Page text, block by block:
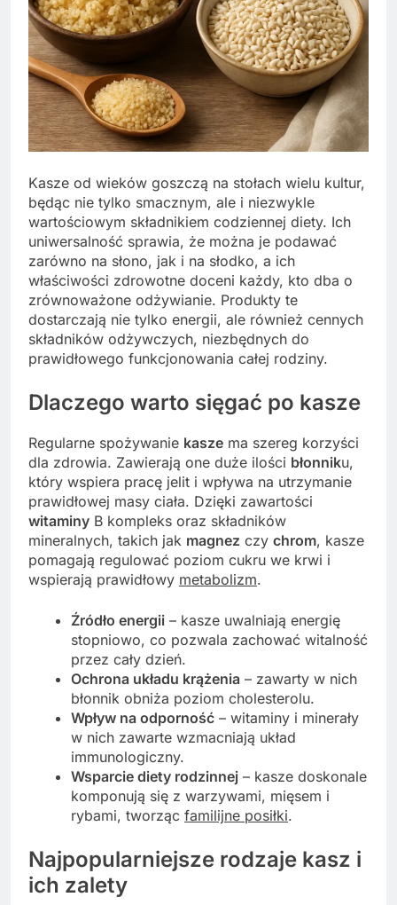
Kasze od wieków goszczą na stołach wielu kultur,
będąc nie tylko smacznym, ale i niezwykle
wartościowym składnikiem codziennej diety. Ich
uniwersalność sprawia, że można je podawać
zarówno na słono, jak i na słodko, a ich
właściwości zdrowotne doceni każdy, kto dba o
zrównoważone odżywianie. Produkty te
dostarczają nie tylko energii, ale również cennych
składników odżywczych, niezbędnych do
prawidłowego funkcjonowania całej rodziny.
Dlaczego warto sięgać po kasze
Regularne spożywanie kasze ma szereg korzyści
dla zdrowia. Zawierają one duże ilości błonniku,
który wspiera pracę jelit i wpływa na utrzymanie
prawidłowej masy ciała. Dzięki zawartości
witaminy B kompleks oraz składników
mineralnych, takich jak magnez czy chrom, kasze
pomagają regulować poziom cukru we krwi i
wspierają prawidłowy metabolizm.
Źródło energii – kasze uwalniają energię
stopniowo, co pozwala zachować witalność
przez cały dzień.
Ochrona układu krążenia – zawarty w nich
błonnik obniża poziom cholesterolu.
Wpływ na odporność – witaminy i minerały
w nich zawarte wzmacniają układ
immunologiczny.
Wsparcie diety rodzinnej – kasze doskonale
komponują się z warzywami, mięsem i
rybami, tworząc familijne posiłki.
Najpopularniejsze rodzaje kasz i
ich zalety